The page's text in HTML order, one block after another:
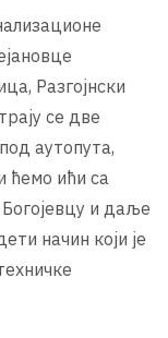
Разгојнски
се две
аутопута,
ћемо ићи са
и даље
начин који је